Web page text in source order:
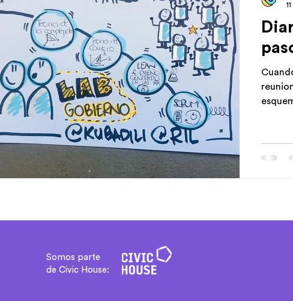
Somos parte
de Civic House: